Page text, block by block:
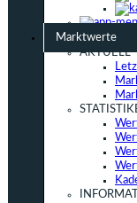
Marktwerte
AKTUELL